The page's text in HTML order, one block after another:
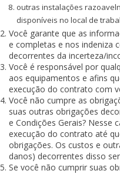
outras instalações
disponíveis no local de
Você garante que as
e completas e nos indeniza
decorrentes da incerteza/
Você é responsável por
aos equipamentos e afins
execução do contrato com
Você não cumpre as
suas outras obrigações
e Condições Gerais? Nesse
execução do contrato até
obrigações. Os custos e
danos) decorrentes disso
Se você não cumprir suas